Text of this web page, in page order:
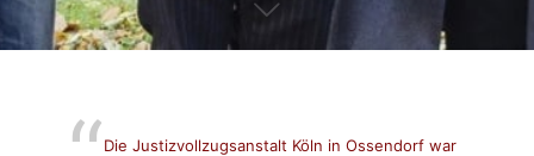
Die Justizvollzugsanstalt Köln in Ossendorf war